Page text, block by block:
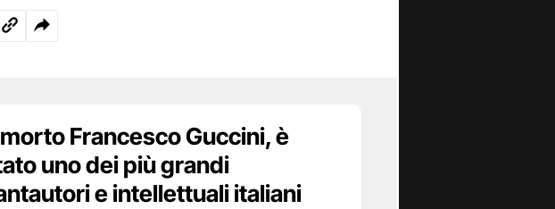
Francesco Guccini, è
uno dei più grandi
e intellettuali italiani